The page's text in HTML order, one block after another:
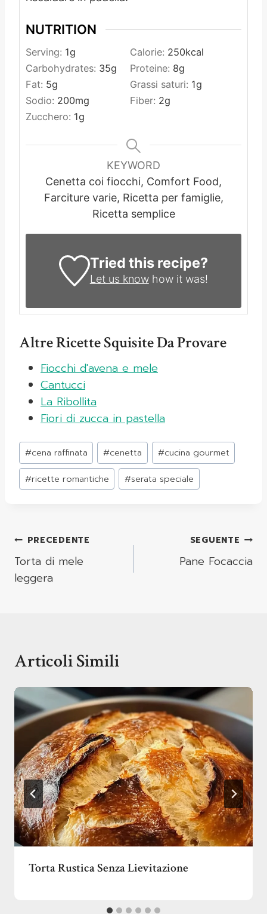
NUTRITION
Serving: 1g Calorie: 250kcal
Carbohydrates: 35g Proteine: 8g
Fat: 5g Grassi saturi: 1g
Sodio: 200mg Fiber: 2g
Zucchero: 1g
KEYWORD
Cenetta coi fiocchi, Comfort Food,
Farciture varie, Ricetta per famiglie,
Ricetta semplice
Tried this recipe?
Let us knowhow it was!
Altre Ricette Squisite Da Provare
Fiocchi d'avena e mele
Cantucci
La Ribollita
Fiori di zucca in pastella
Tag
articolo:
#cena raffinata #cenetta #cucina gourmet
#ricette romantiche #serata speciale
Navigazione
Articoli
PRECEDENTE
Torta di mele
leggera
SEGUENTE
Pane Focaccia
Articoli Simili
Torta Rustica Senza Lievitazione